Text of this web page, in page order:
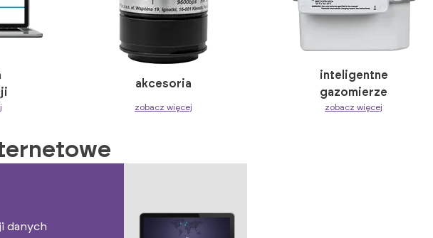
akcesoria
zobacz więcej
inteligentne
gazomierze
zobacz więcej
danych